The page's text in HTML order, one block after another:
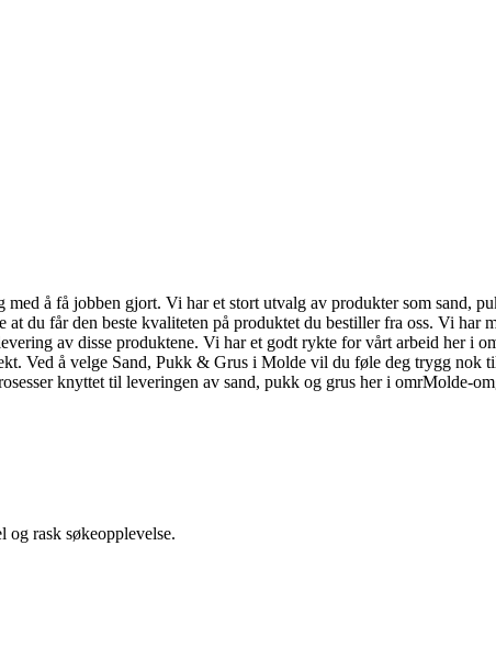
å få jobben gjort. Vi har et stort utvalg av produkter som sand,
du får den beste kvaliteten på produktet du bestiller fra oss. Vi har
av disse produktene. Vi har et godt rykte for vårt arbeid her i
Ved å velge Sand, Pukk & Grus i Molde vil du føle deg trygg nok
knyttet til leveringen av sand, pukk og grus her i omrMolde-
og rask søkeopplevelse.